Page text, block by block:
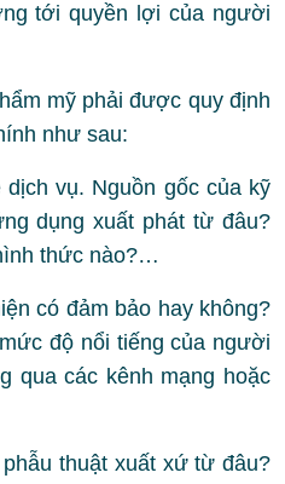
tới quyền lợi của người
mỹ phải được quy định
như sau:
vụ. Nguồn gốc của kỹ
dụng xuất phát từ đâu?
thức nào?…
có đảm bảo hay không?
độ nổi tiếng của người
qua các kênh mạng hoặc
thuật xuất xứ từ đâu?